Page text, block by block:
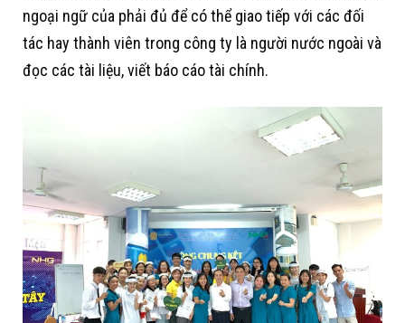
ngoại ngữ của phải đủ để có thể giao tiếp với các đối
tác hay thành viên trong công ty là người nước ngoài và
đọc các tài liệu, viết báo cáo tài chính.